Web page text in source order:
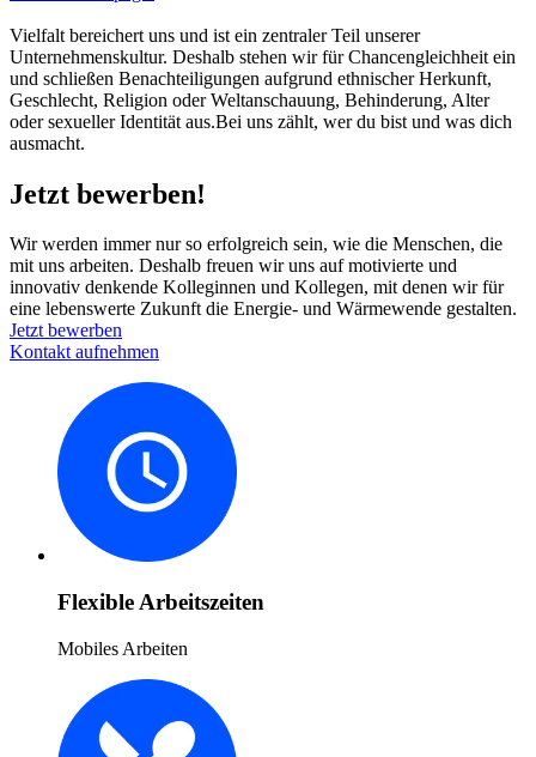
Vielfalt bereichert uns und ist ein zentraler Teil unserer
Unternehmenskultur. Deshalb stehen wir für Chancengleichheit ein
und schließen Benachteiligungen aufgrund ethnischer Herkunft,
Geschlecht, Religion oder Weltanschauung, Behinderung, Alter
oder sexueller Identität aus.Bei uns zählt, wer du bist und was dich
ausmacht.
Jetzt bewerben!
Wir werden immer nur so erfolgreich sein, wie die Menschen, die
mit uns arbeiten. Deshalb freuen wir uns auf motivierte und
innovativ denkende Kolleginnen und Kollegen, mit denen wir für
eine lebenswerte Zukunft die Energie- und Wärmewende gestalten.
Jetzt bewerben
Kontakt aufnehmen
Flexible Arbeitszeiten
Mobiles Arbeiten